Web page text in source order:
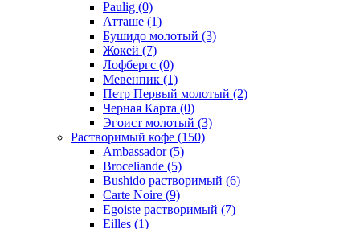
Paulig (0)
Атташе (1)
Бушидо молотый (3)
Жокей (7)
Лофбергс (0)
Мевенпик (1)
Петр Первый молотый (2)
Черная Карта (0)
Эгоист молотый (3)
Растворимый кофе (150)
Ambassador(5)
Broceliande (5)
Bushido растворимый (6)
Carte Noire (9)
Egoiste растворимый (7)
Eilles (1)